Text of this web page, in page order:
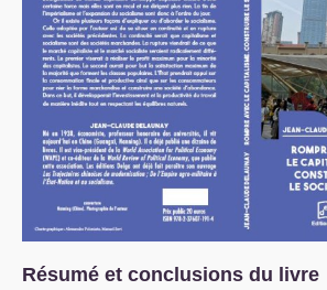
Résumé et conclusions du livre